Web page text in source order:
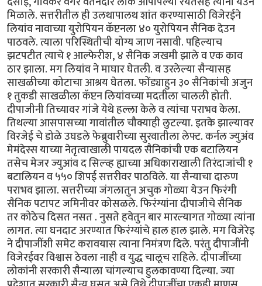
मिळाले. सत्तरीतील ही उलथापालथ शांत करण्यासाठी विजेरईने
लियांव नावाच्या युरोपियन कॅप्टनला ४० युरोपियन सैनिक देउन
पाठवले. त्याला परिस्थितीची योग्य जाण नसावी. पहिल्याच
झटपटीत त्याचे १ आल्फेरीश, ४ सैनिक जखमी झाले व एक काव
ठार झाला. मग लियांव ने माघार घेतली. व उरलेल्या सैन्यासह
साखळीच्या कोटाचा आश्रय घेतला. फोंड्याहुन ३० सैनिकांची अजुन
१ तुकडी साखळीला कॅप्टन लियांवच्या मदतीला चालली होती.
दीपाजीनी तिच्यावर गांजे येथे हल्ला केले व त्यांचा पराभव केला.
तिथल्या आसपासच्या गावांतील चौक्याही लुटल्या. इतके झाल्यावर
विरजेई चे डोळे उघडले फेब्रुवारीच्या सुरवातीला लेफ्ट. कर्नल ज्युअंव
मेमंदेस्स याच्या नेतृत्वाखाली पायदल सैनिकांची एक बटालियन
तसेच मेजर ज्युआंव द सिल्व्ह ह्याच्या अधिकाराखाली तिरंदाजांची १
बटालियन व ५५० शिपई सत्तरीवर पाठविले. या सैन्याचा दारुण
पराभव झाला. सत्तरीच्या जंगलातुन अचुक गोळ्या येउन फिरंगी
सैनिक पटापट जमिनीवर कोसळले. फिरंग्यांना दीपाजीचे सैनिक
तर कोठेच दिसत नसत . नुसते हवेतुन बार मारल्यागत गोळ्या त्यांना
लागत. त्या घनदाट अरण्यात फिरंग्यांचे हाल हाल झाले. मग विजेरेइ
ने दीपाजींशी समेट करावयास त्याना निमंत्रण दिले. परंतु दीपाजींनी
विजेरईवर विश्वास ठेवला नाही व युद्ध चालूच राहिले. दीपाजींच्या
लोकांनी सरकारी सैन्याला चांगल्याच हुलकावण्या दिल्या. ज्या